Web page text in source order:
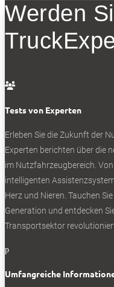
Werden

Tests von Experten
Erleben Sie die Zukunft der
Experten berichten über die
im Nutzfahrzeugbereich.
intelligenten
Herz und Nieren. Tauchen
Generation und entdecken
Transportsektor
p
Umfangreiche